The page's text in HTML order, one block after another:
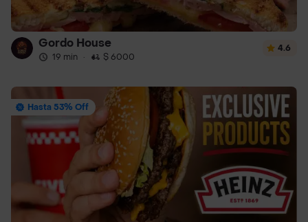
Gordo House
19 min · $ 6000
4.6
Hasta 53% Off